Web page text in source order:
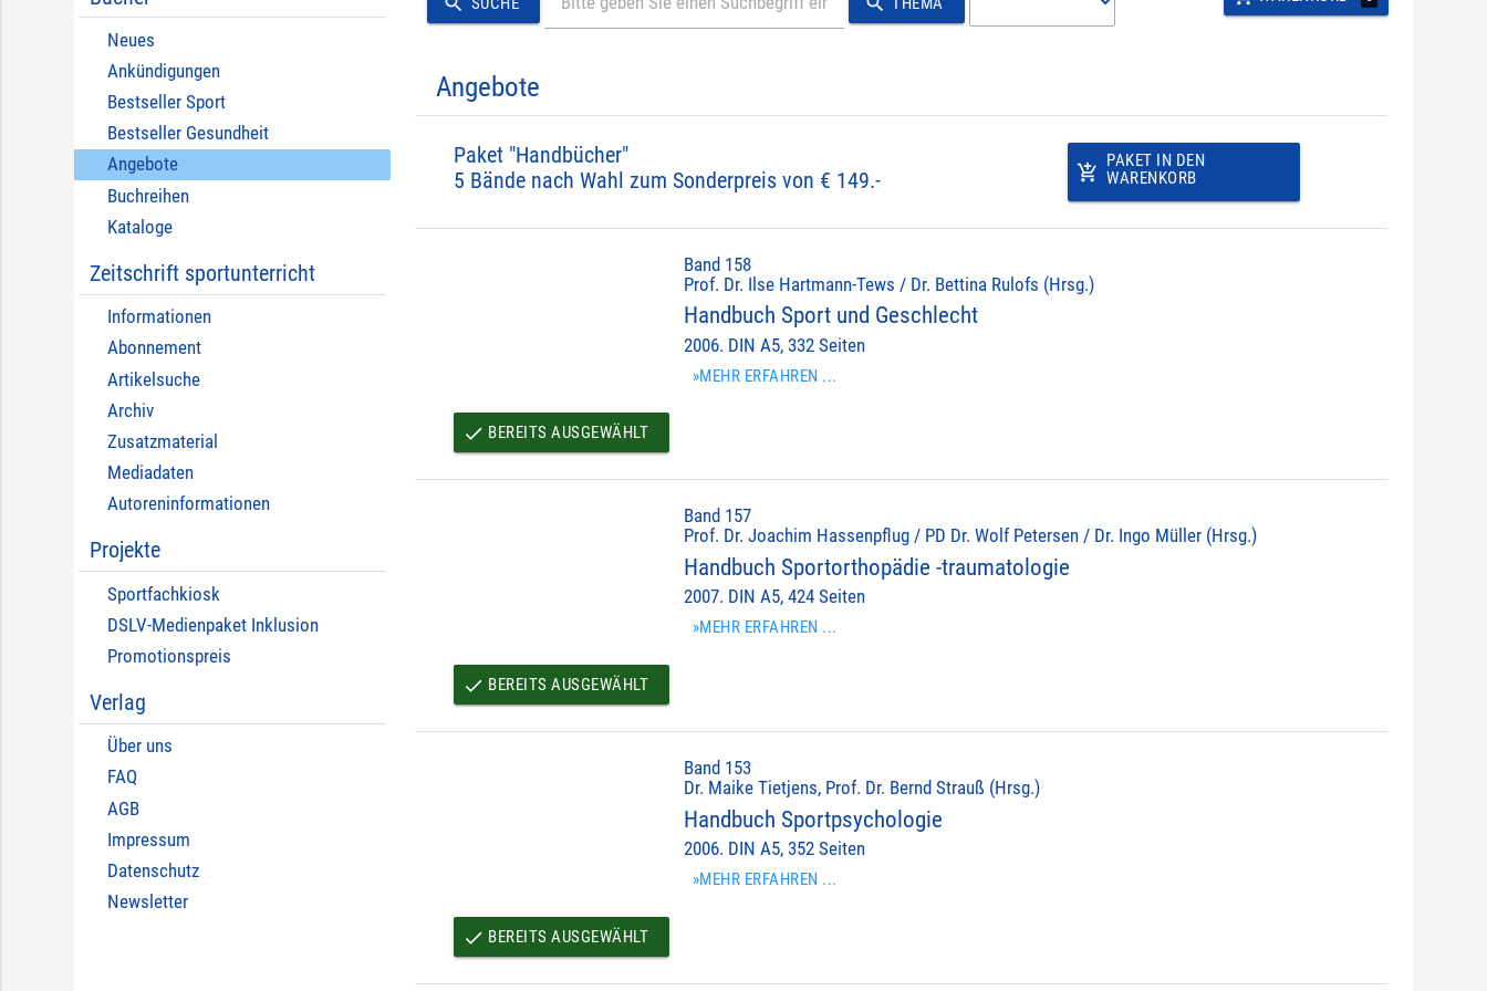
Neues
Ankündigungen
Bestseller Sport
Bestseller Gesundheit
Angebote
Buchreihen
Kataloge
Zeitschrift sportunterricht
Informationen
Abonnement
Artikelsuche
Archiv
Zusatzmaterial
Mediadaten
Autoreninformationen
Projekte
Sportfachkiosk
DSLV-Medienpaket Inklusion
Promotionspreis
Verlag
Über uns
FAQ
AGB
Impressum
Datenschutz
Newsletter
Angebote
Paket "Handbücher"
5 Bände nach Wahl zum Sonderpreis von € 149.-
add_shopping_cart
PAKET IN DEN
WARENKORB
Band 158
Prof. Dr. Ilse Hartmann-Tews / Dr. Bettina Rulofs (Hrsg.)
Handbuch Sport und Geschlecht
2006. DIN A5, 332 Seiten
»MEHR ERFAHREN ...
done BEREITS AUSGEWÄHLT
Band 157
Prof. Dr. Joachim Hassenpflug / PD Dr. Wolf Petersen / Dr. Ingo Müller (Hrsg.)
Handbuch Sportorthopädie -traumatologie
2007. DIN A5, 424 Seiten
»MEHR ERFAHREN ...
done BEREITS AUSGEWÄHLT
Band 153
Dr. Maike Tietjens, Prof. Dr. Bernd Strauß (Hrsg.)
Handbuch Sportpsychologie
2006. DIN A5, 352 Seiten
»MEHR ERFAHREN ...
done BEREITS AUSGEWÄHLT